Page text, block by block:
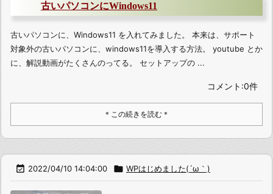
古いパソコンにWindows11
古いパソコンに、Windows11 を入れてみました。 本来は、サポート
対象外の古いパソコンに、windows11を導入する方法。 youtube とか
に、解説動画がたくさんのってる。 セットアップの ...
コメント:0件
＊この続きを読む＊
 2022/04/10 14:04:00  WPはじめました(´ω｀)